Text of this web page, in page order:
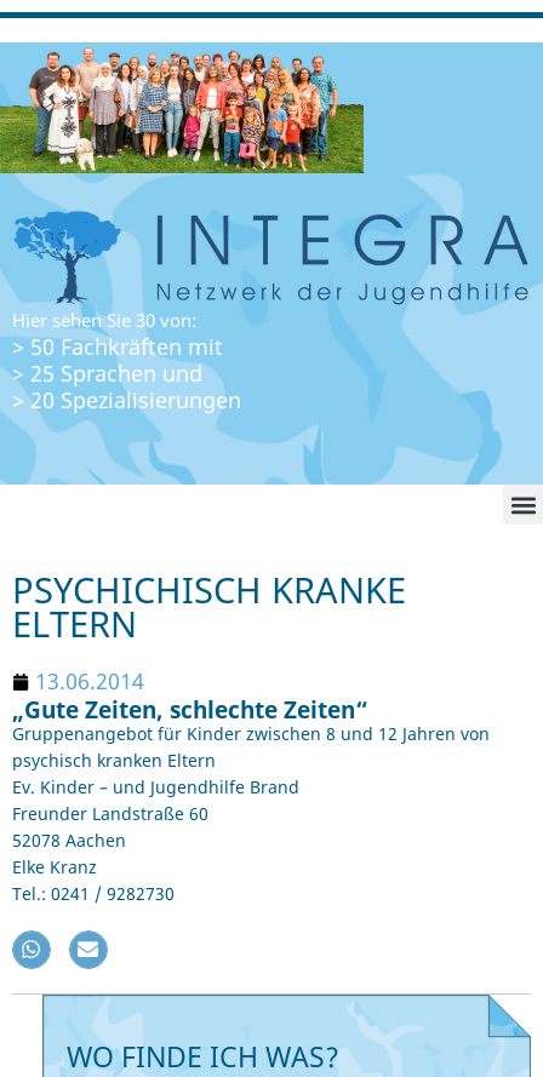
Hier sehen Sie 30 von:
> 50 Fachkräften mit
> 25 Sprachen und
> 20 Spezialisierungen
PSYCHICHISCH KRANKE
ELTERN
13.06.2014
„Gute Zeiten, schlechte Zeiten“
Gruppenangebot für Kinder zwischen 8 und 12 Jahren von
psychisch kranken Eltern
Ev. Kinder – und Jugendhilfe Brand
Freunder Landstraße 60
52078 Aachen
Elke Kranz
Tel.: 0241 / 9282730
WO FINDE ICH WAS?